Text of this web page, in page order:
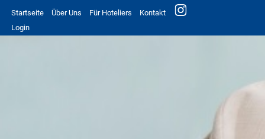
Startseite Über Uns Für Hoteliers
Kontakt
Login